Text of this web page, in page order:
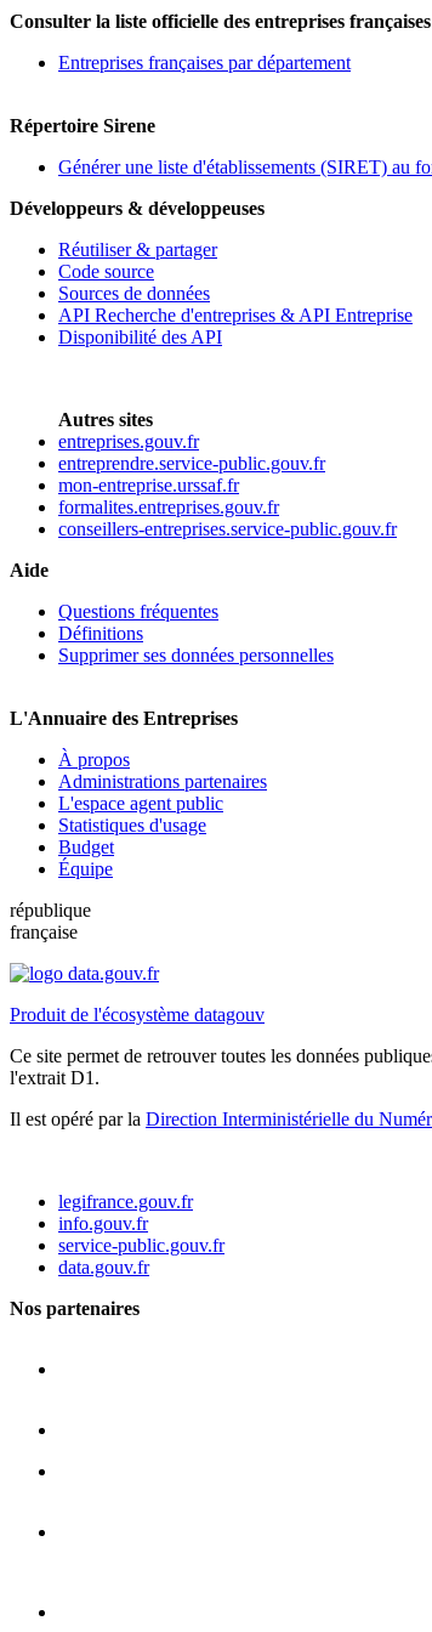
Consulter la liste officielle des entreprises françaises
Entreprises françaises par département
Répertoire Sirene
Générer une liste d'établissements (SIRET) au
Développeurs & développeuses
Réutiliser & partager
Code source
Sources de données
API Recherche d'entreprises & API Entreprise
Disponibilité des API
Autres sites
entreprises.gouv.fr
entreprendre.service-public.gouv.fr
mon-entreprise.urssaf.fr
formalites.entreprises.gouv.fr
conseillers-entreprises.service-public.gouv.fr
Aide
Questions fréquentes
Définitions
Supprimer ses données personnelles
L'Annuaire des Entreprises
À propos
Administrations partenaires
L'espace agent public
Statistiques d'usage
Budget
Équipe
république
française
Produit de l'écosystème datagouv
Ce site permet de retrouver toutes les données
l'extrait D1.
Il est opéré par la Direction Interministérielle du
legifrance.gouv.fr
info.gouv.fr
service-public.gouv.fr
data.gouv.fr
Nos partenaires